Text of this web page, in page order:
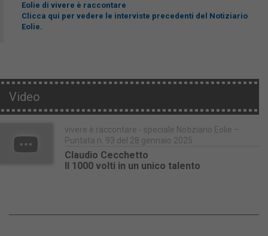
Eolie di vivere è raccontare
Clicca qui per vedere le interviste precedenti del Notiziario
Eolie.
Video
vivere è raccontare - speciale Notiziario Eolie –
Puntata n. 93 del 28 gennaio 2025
Claudio Cecchetto
Il 1000 volti in un unico talento